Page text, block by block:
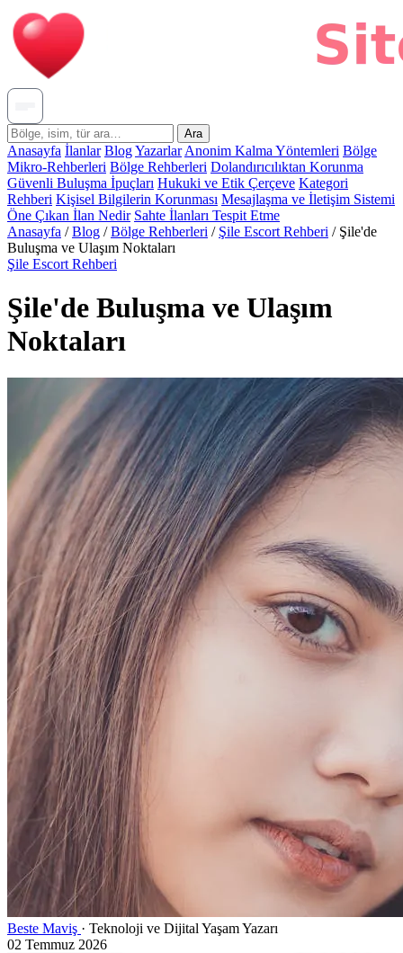
Ara
Anasayfa İlanlar BlogYazarlar Anonim Kalma Yöntemleri Bölge
Mikro-Rehberleri Bölge Rehberleri Dolandırıcılıktan Korunma
Güvenli Buluşma İpuçları Hukuki ve Etik Çerçeve Kategori
Rehberi Kişisel Bilgilerin Korunması Mesajlaşma ve İletişim Sistemi
Öne Çıkan İlan Nedir Sahte İlanları Tespit Etme
Anasayfa / Blog / Bölge Rehberleri / Şile Escort Rehberi / Şile'de
Buluşma ve Ulaşım Noktaları
Şile Escort Rehberi
Şile'de Buluşma ve Ulaşım
Noktaları
Beste Maviş · Teknoloji ve Dijital Yaşam Yazarı
02 Temmuz 2026